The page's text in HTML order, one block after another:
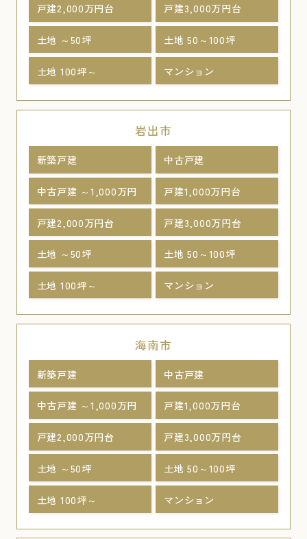
戸建2,000万円台 戸建3,000万円台
土地 ～50坪 土地 50～100坪
土地 100坪～ マンション
岩出市
新築戸建 中古戸建
中古戸建 ～1,000万円 戸建1,000万円台
戸建2,000万円台 戸建3,000万円台
土地 ～50坪 土地 50～100坪
土地 100坪～ マンション
海南市
新築戸建 中古戸建
中古戸建 ～1,000万円 戸建1,000万円台
戸建2,000万円台 戸建3,000万円台
土地 ～50坪 土地 50～100坪
土地 100坪～ マンション